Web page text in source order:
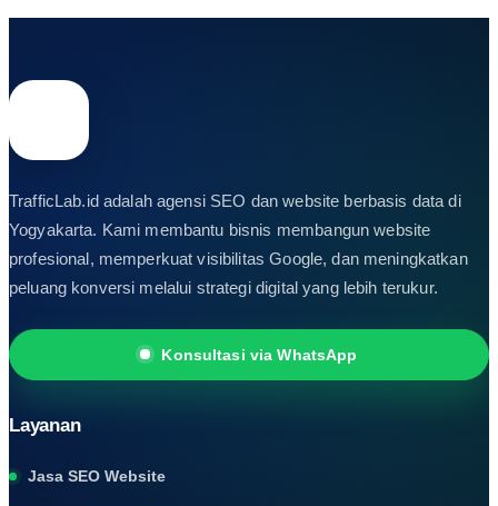
TrafficLab.id adalah agensi SEO dan website berbasis data di
Yogyakarta. Kami membantu bisnis membangun website
profesional, memperkuat visibilitas Google, dan meningkatkan
peluang konversi melalui strategi digital yang lebih terukur.
Konsultasi via WhatsApp
Layanan
Jasa SEO Website